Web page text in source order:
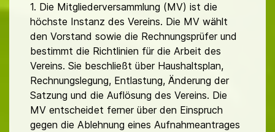
1. Die Mitgliederversammlung (MV) ist die
höchste Instanz des Vereins. Die MV wählt
den Vorstand sowie die Rechnungsprüfer und
bestimmt die Richtlinien für die Arbeit des
Vereins. Sie beschließt über Haushaltsplan,
Rechnungslegung, Entlastung, Änderung der
Satzung und die Auflösung des Vereins. Die
MV entscheidet ferner über den Einspruch
gegen die Ablehnung eines Aufnahmeantrages